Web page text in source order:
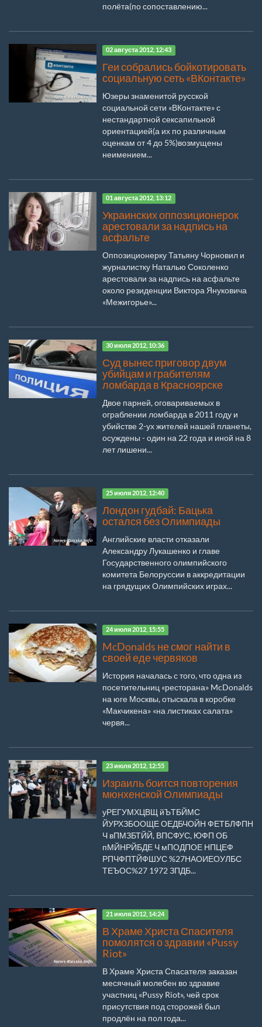
полёта(по сопоставлению...
02 августа 2012, 12:43
Геи собрались бойкотировать
социальную сеть «ВКонтакте»
Юзеры знаменитой русской
социальной сети «ВКонтакте» с
нестандартной сексапильной
ориентацией(а их по различным
оценкам от 4 до 5%)возмущены
неимением...
01 августа 2012, 13:12
Украинских оппозиционерок
арестовали за надпись на
асфальте
Оппозиционерку Татьяну Чорновил и
журналистку Наталью Соколенко
арестовали за надпись на асфальте
около резиденции Виктора Януковича
«Межигорье»...
30 июля 2012, 10:36
Суд вынес приговор двум
убийцам и грабителям
ломбарда в Красноярске
Двое парней, оговариваемых в
ограблении ломбарда в 2011 году и
убийстве 2-ух жителей нашей планеты,
осуждены - один на 22 года и иной на 8
лет лишени...
25 июля 2012, 12:40
Лондон гудбай: Бацька
остался без Олимпиады
Английские власти отказали
Александру Лукашенко и главе
Государственного олимпийского
комитета Белоруссии в аккредитации
на грядущих Олимпийских играх...
24 июля 2012, 15:55
McDonalds не смог найти в
своей еде червяков
История началась с того, что одна из
посетительниц «ресторана» McDonalds
на юге Москвы, отыскала в коробке
«Макчикена» «на листиках салата»
червя...
23 июля 2012, 12:55
Израиль боится повторения
мюнхенской Олимпиады
уРЕГУМХЦВЩ йЪТБЙМС
ЙУРХЗБООЩЕ ОЕДБЧОЙН ФЕТБЛФПН
Ч вПМЗБТЙЙ, ВПСФУС, ЮФП ОБ
пМЙНРЙБДЕ Ч мПОДПОЕ НПЦЕФ
РПЧФПТЙФШУС %27НАОИЕОУЛБС
ТЕЪОС%27 1972 ЗПДБ...
21 июля 2012, 14:24
В Храме Христа Спасителя
помолятся о здравии «Pussy
Riot»
В Храме Христа Спасателя заказан
месячный молебен во здравие
участниц «Pussy Riot», чей срок
присутствия под сторожей был
продлён на пол года...